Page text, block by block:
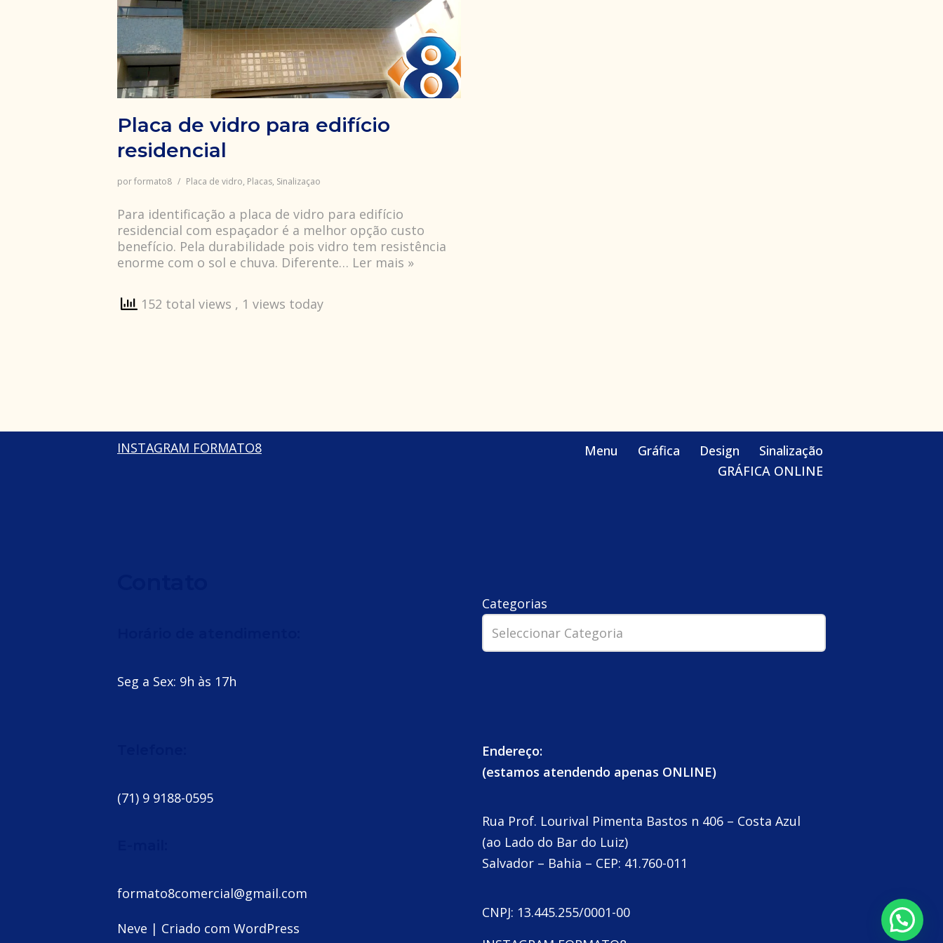
Placa de vidro para edifício
residencial
porformato8 Placa de vidro, Placas, Sinalizaçao
Para identificação a placa de vidro para edifício
residencial com espaçador é a melhor opção custo
benefício. Pela durabilidade pois vidro tem resistência
enorme com o sol e chuva. Diferente… Ler mais »
152 total views , 1 views today
INSTAGRAM FORMATO8
Seg a Sex: 9h às 17h
(71) 9 9188-0595
formato8comercial@gmail.com
Neve | Criado com WordPress
Menu Gráfica Design
Sinalização
GRÁFICA ONLINE
Categorias
Endereço:
(estamos atendendo apenas ONLINE)
Rua Prof. Lourival Pimenta Bastos n 406 – Costa Azul
(ao Lado do Bar do Luiz)
Salvador – Bahia – CEP: 41.760-011
CNPJ: 13.445.255/0001-00